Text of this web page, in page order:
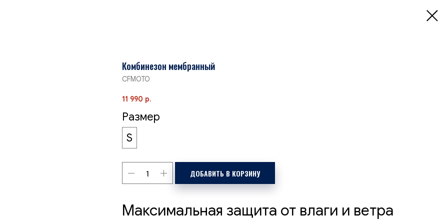
Комбинезон мембранный
CFMOTO
11 990 р.
Размер
S
ДОБАВИТЬ В КОРЗИНУ
Максимальная защита от влаги и ветра